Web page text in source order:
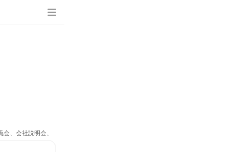
、会社説明会、